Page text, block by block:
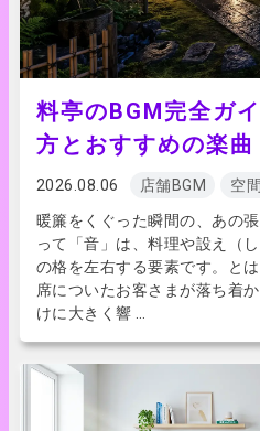
料亭のBGM完全ガ
方とおすすめの楽曲
2026.08.06 店舗BGM
空
暖簾をくぐった瞬間の、あの
って「音」は、料理や設え（
の格を左右する要素です。と
席についたお客さまが落ち着
けに大きく響 …